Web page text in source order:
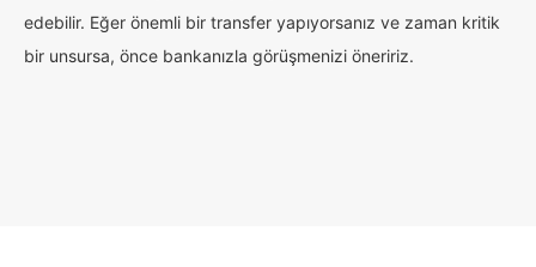
edebilir. Eğer önemli bir transfer yapıyorsanız ve zaman kritik
bir unsursa, önce bankanızla görüşmenizi öneririz.